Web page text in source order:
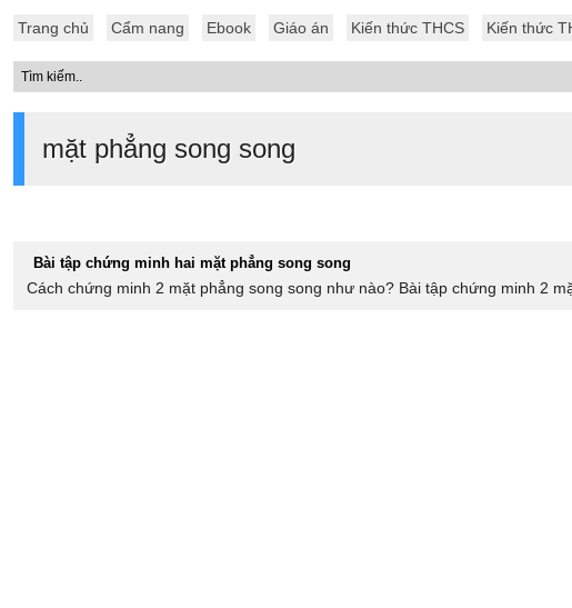
Trang chủ Cẩm nang Ebook Giáo án Kiến thức THCS Kiến thức
mặt phẳng song song
Bài tập chứng minh hai mặt phẳng song song
Cách chứng minh 2 mặt phẳng song song như nào? Bài tập chứng minh 2